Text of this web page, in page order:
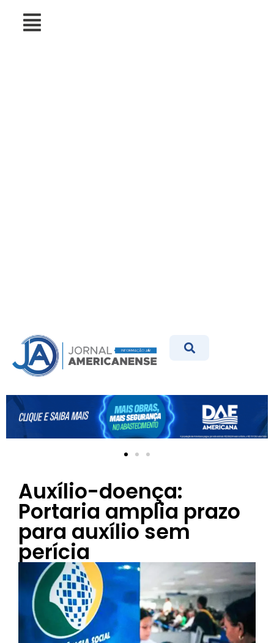
Auxílio-doença:
Portaria amplia prazo
para auxílio sem
perícia